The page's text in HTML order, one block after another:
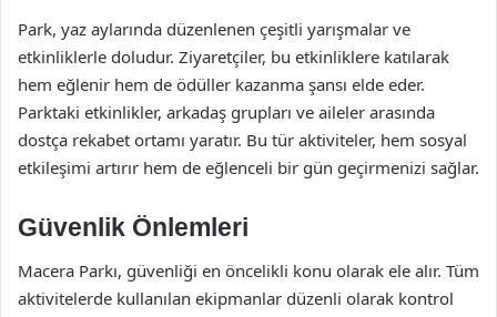
Park, yaz aylarında düzenlenen çeşitli yarışmalar ve
etkinliklerle doludur. Ziyaretçiler, bu etkinliklere katılarak
hem eğlenir hem de ödüller kazanma şansı elde eder.
Parktaki etkinlikler, arkadaş grupları ve aileler arasında
dostça rekabet ortamı yaratır. Bu tür aktiviteler, hem sosyal
etkileşimi artırır hem de eğlenceli bir gün geçirmenizi sağlar.
Güvenlik Önlemleri
Macera Parkı, güvenliği en öncelikli konu olarak ele alır. Tüm
aktivitelerde kullanılan ekipmanlar düzenli olarak kontrol